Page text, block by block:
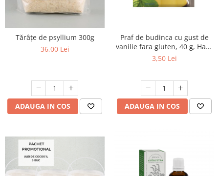
Tărâțe de psyllium 300g
36,00 Lei
ADAUGA IN COS
Praf de budinca cu gust de
vanilie fara gluten, 40 g, Haas
Natural
3,50 Lei
ADAUGA IN COS